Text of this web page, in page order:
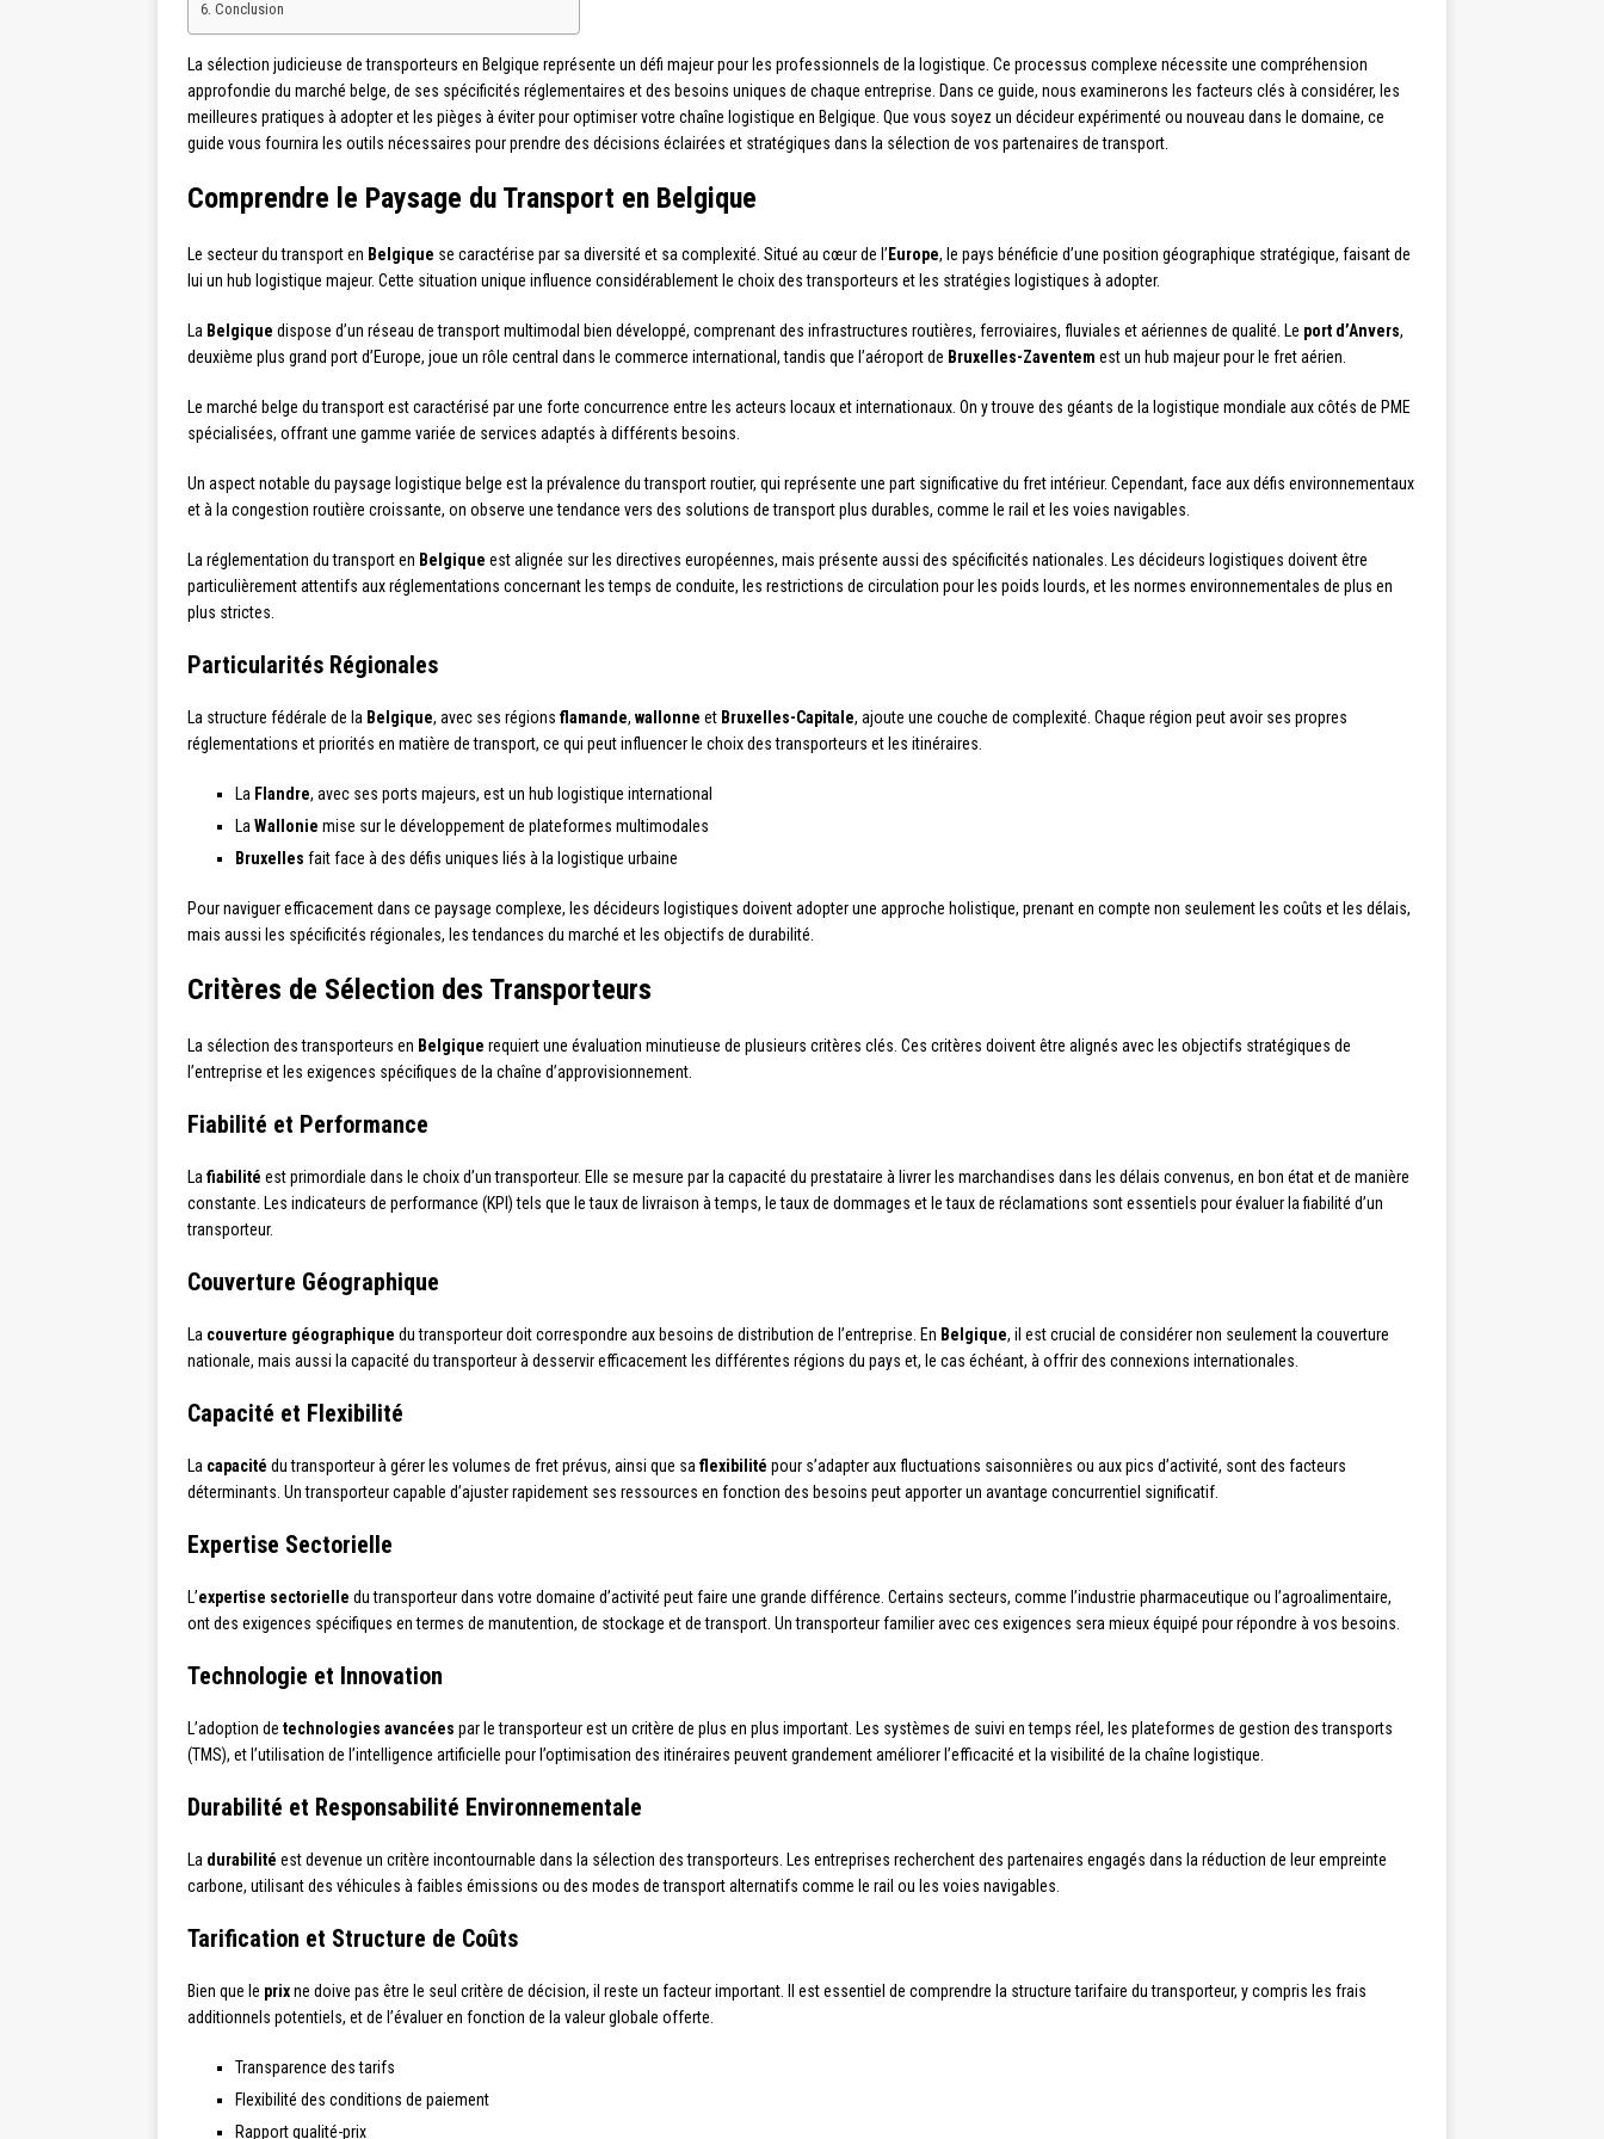
Conclusion
La sélection judicieuse de transporteurs en Belgique représente un défi majeur pour les professionnels de la logistique. Ce processus complexe nécessite une compréhension
approfondie du marché belge, de ses spécificités réglementaires et des besoins uniques de chaque entreprise. Dans ce guide, nous examinerons les facteurs clés à considérer, les
meilleures pratiques à adopter et les pièges à éviter pour optimiser votre chaîne logistique en Belgique. Que vous soyez un décideur expérimenté ou nouveau dans le domaine, ce
guide vous fournira les outils nécessaires pour prendre des décisions éclairées et stratégiques dans la sélection de vos partenaires de transport.
Comprendre le Paysage du Transport en Belgique
Le secteur du transport en Belgique se caractérise par sa diversité et sa complexité. Situé au cœur de l’ Europe, le pays bénéficie d’une position géographique stratégique, faisant de
lui un hub logistique majeur. Cette situation unique influence considérablement le choix des transporteurs et les stratégies logistiques à adopter.
La Belgique dispose d’un réseau de transport multimodal bien développé, comprenant des infrastructures routières, ferroviaires, fluviales et aériennes de qualité. Le port d’Anvers,
deuxième plus grand port d’Europe, joue un rôle central dans le commerce international, tandis que l’aéroport de Bruxelles-Zaventem est un hub majeur pour le fret aérien.
Le marché belge du transport est caractérisé par une forte concurrence entre les acteurs locaux et internationaux. On y trouve des géants de la logistique mondiale aux côtés de PME
spécialisées, offrant une gamme variée de services adaptés à différents besoins.
Un aspect notable du paysage logistique belge est la prévalence du transport routier, qui représente une part significative du fret intérieur. Cependant, face aux défis environnementaux
et à la congestion routière croissante, on observe une tendance vers des solutions de transport plus durables, comme le rail et les voies navigables.
La réglementation du transport en Belgique est alignée sur les directives européennes, mais présente aussi des spécificités nationales. Les décideurs logistiques doivent être
particulièrement attentifs aux réglementations concernant les temps de conduite, les restrictions de circulation pour les poids lourds, et les normes environnementales de plus en
plus strictes.
Particularités Régionales
La structure fédérale de la Belgique, avec ses régions flamande, wallonne et Bruxelles-Capitale, ajoute une couche de complexité. Chaque région peut avoir ses propres
réglementations et priorités en matière de transport, ce qui peut influencer le choix des transporteurs et les itinéraires.
La Flandre, avec ses ports majeurs, est un hub logistique international
La Wallonie mise sur le développement de plateformes multimodales
Bruxelles fait face à des défis uniques liés à la logistique urbaine
Pour naviguer efficacement dans ce paysage complexe, les décideurs logistiques doivent adopter une approche holistique, prenant en compte non seulement les coûts et les délais,
mais aussi les spécificités régionales, les tendances du marché et les objectifs de durabilité.
Critères de Sélection des Transporteurs
La sélection des transporteurs en Belgique requiert une évaluation minutieuse de plusieurs critères clés. Ces critères doivent être alignés avec les objectifs stratégiques de
l’entreprise et les exigences spécifiques de la chaîne d’approvisionnement.
Fiabilité et Performance
La fiabilité est primordiale dans le choix d’un transporteur. Elle se mesure par la capacité du prestataire à livrer les marchandises dans les délais convenus, en bon état et de manière
constante. Les indicateurs de performance (KPI) tels que le taux de livraison à temps, le taux de dommages et le taux de réclamations sont essentiels pour évaluer la fiabilité d’un
transporteur.
Couverture Géographique
La couverture géographique du transporteur doit correspondre aux besoins de distribution de l’entreprise. En Belgique, il est crucial de considérer non seulement la couverture
nationale, mais aussi la capacité du transporteur à desservir efficacement les différentes régions du pays et, le cas échéant, à offrir des connexions internationales.
Capacité et Flexibilité
La capacité du transporteur à gérer les volumes de fret prévus, ainsi que sa flexibilité pour s’adapter aux fluctuations saisonnières ou aux pics d’activité, sont des facteurs
déterminants. Un transporteur capable d’ajuster rapidement ses ressources en fonction des besoins peut apporter un avantage concurrentiel significatif.
Expertise Sectorielle
L’expertise sectorielle du transporteur dans votre domaine d’activité peut faire une grande différence. Certains secteurs, comme l’industrie pharmaceutique ou l’agroalimentaire,
ont des exigences spécifiques en termes de manutention, de stockage et de transport. Un transporteur familier avec ces exigences sera mieux équipé pour répondre à vos besoins.
Technologie et Innovation
L’adoption de technologies avancées par le transporteur est un critère de plus en plus important. Les systèmes de suivi en temps réel, les plateformes de gestion des transports
(TMS), et l’utilisation de l’intelligence artificielle pour l’optimisation des itinéraires peuvent grandement améliorer l’efficacité et la visibilité de la chaîne logistique.
Durabilité et Responsabilité Environnementale
La durabilité est devenue un critère incontournable dans la sélection des transporteurs. Les entreprises recherchent des partenaires engagés dans la réduction de leur empreinte
carbone, utilisant des véhicules à faibles émissions ou des modes de transport alternatifs comme le rail ou les voies navigables.
Tarification et Structure de Coûts
Bien que le prixne doive pas être le seul critère de décision, il reste un facteur important. Il est essentiel de comprendre la structure tarifaire du transporteur, y compris les frais
additionnels potentiels, et de l’évaluer en fonction de la valeur globale offerte.
Transparence des tarifs
Flexibilité des conditions de paiement
Rapport qualité-prix